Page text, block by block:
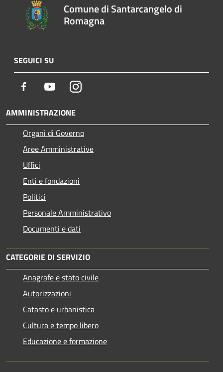
Comune di Santarcangelo di
Romagna
SEGUICI SU
Facebook YoutubeInstagram
AMMINISTRAZIONE
Organi di Governo
Aree Amministrative
Uffici
Enti e fondazioni
Politici
Personale Amministrativo
Documenti e dati
CATEGORIE DI SERVIZIO
Anagrafe e stato civile
Autorizzazioni
Catasto e urbanistica
Cultura e tempo libero
Educazione e formazione